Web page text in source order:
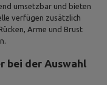
umsetzbar und bieten
verfügen zusätzlich
Arme und Brust
bei der Auswahl